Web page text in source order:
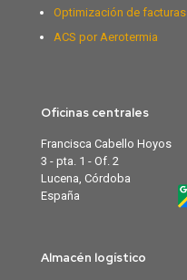
Optimización de facturas
ACS por Aerotermia
Oficinas centrales
Francisca Cabello Hoyos
3 - pta. 1 - Of. 2
Lucena, Córdoba
España
Almacén logístico